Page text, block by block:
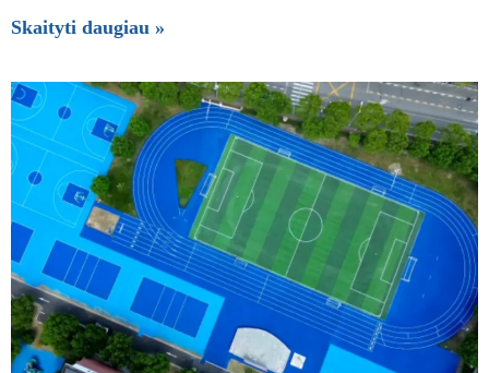
Skaityti daugiau »